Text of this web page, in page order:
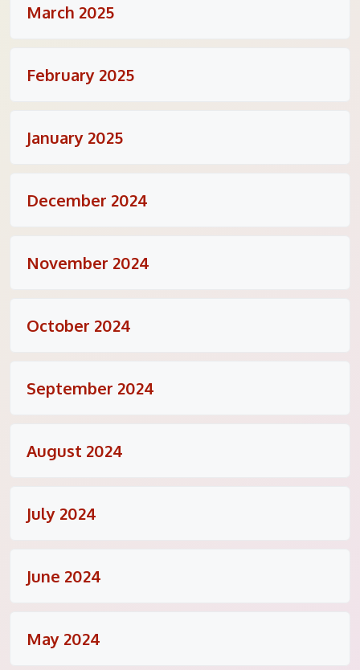
March 2025
February 2025
January 2025
December 2024
November 2024
October 2024
September 2024
August 2024
July 2024
June 2024
May 2024